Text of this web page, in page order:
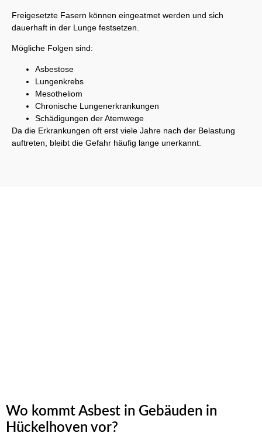
Freigesetzte Fasern können eingeatmet werden und sich
dauerhaft in der Lunge festsetzen.
Mögliche Folgen sind:
Asbestose
Lungenkrebs
Mesotheliom
Chronische Lungenerkrankungen
Schädigungen der Atemwege
Da die Erkrankungen oft erst viele Jahre nach der Belastung
auftreten, bleibt die Gefahr häufig lange unerkannt.
Wo kommt Asbest in Gebäuden in
Hückelhoven vor?